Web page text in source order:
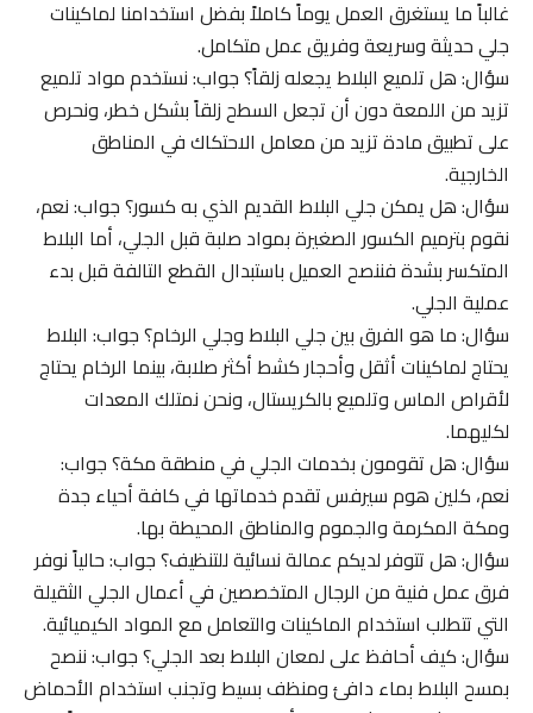
غالباً ما يستغرق العمل يوماً كاملاً بفضل استخدامنا لماكينات
جلي حديثة وسريعة وفريق عمل متكامل.
سؤال: هل تلميع البلاط يجعله زلقاً؟ جواب: نستخدم مواد تلميع
تزيد من اللمعة دون أن تجعل السطح زلقاً بشكل خطر، ونحرص
على تطبيق مادة تزيد من معامل الاحتكاك في المناطق
الخارجية.
سؤال: هل يمكن جلي البلاط القديم الذي به كسور؟ جواب: نعم،
نقوم بترميم الكسور الصغيرة بمواد صلبة قبل الجلي، أما البلاط
المتكسر بشدة فننصح العميل باستبدال القطع التالفة قبل بدء
عملية الجلي.
سؤال: ما هو الفرق بين جلي البلاط وجلي الرخام؟ جواب: البلاط
يحتاج لماكينات أثقل وأحجار كشط أكثر صلابة، بينما الرخام يحتاج
لأقراص الماس وتلميع بالكريستال، ونحن نمتلك المعدات
لكليهما.
سؤال: هل تقومون بخدمات الجلي في منطقة مكة؟ جواب:
نعم، كلين هوم سيرفس تقدم خدماتها في كافة أحياء جدة
ومكة المكرمة والجموم والمناطق المحيطة بها.
سؤال: هل تتوفر لديكم عمالة نسائية للتنظيف؟ جواب: حالياً نوفر
فرق عمل فنية من الرجال المتخصصين في أعمال الجلي الثقيلة
التي تتطلب استخدام الماكينات والتعامل مع المواد الكيميائية.
سؤال: كيف أحافظ على لمعان البلاط بعد الجلي؟ جواب: ننصح
بمسح البلاط بماء دافئ ومنظف بسيط وتجنب استخدام الأحماض